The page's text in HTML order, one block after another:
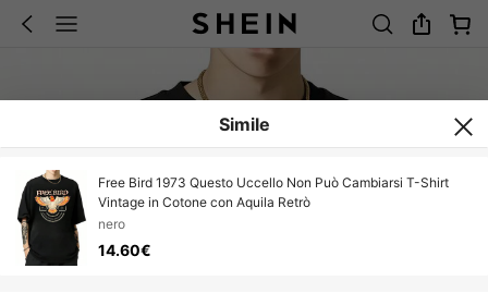
Simile
Free Bird 1973 Questo Uccello Non Può Cambiarsi T-Shirt
Vintage in Cotone con Aquila Retrò
nero
14.60€